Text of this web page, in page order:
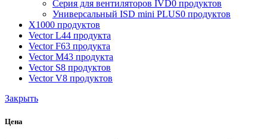
Серия для вентиляторов IVD0 продуктов
Универсальный ISD mini PLUS0 продуктов
X1000 продуктов
Vector L44 продукта
Vector F63 продукта
Vector M43 продукта
Vector S8 продуктов
Vector V8 продуктов
Закрыть
Цена